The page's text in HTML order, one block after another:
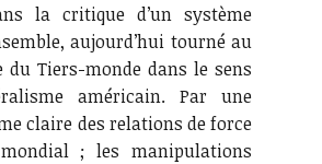
la critique d’un système
aujourd’hui tourné au
du Tiers-monde dans le sens
américain. Par une
claire des relations de force
; les manipulations